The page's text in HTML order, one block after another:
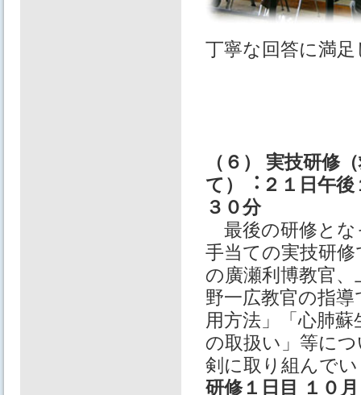
丁寧な回答に満
（６） 実技研修
て）︓２１⽇午
３０分
最後の研修とな
⼿当ての実技研
の廣瀬利博教官
野⼀広教官の指
⽤⽅法」「⼼肺
の取扱い」等に
剣に取り組んで
研修１⽇目 １０